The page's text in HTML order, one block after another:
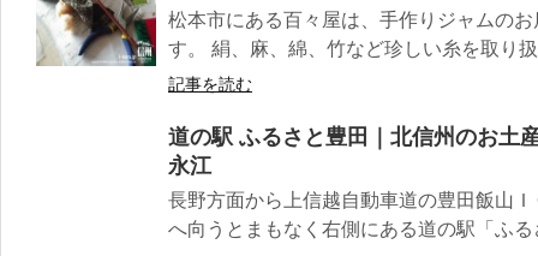
松本市にある百々屋は、手作りジャムの
す。 絹、麻、綿、竹など珍しい糸を取り
記事を読む
道の駅 ふるさと豊田｜北信州のお土
永江
長野方面から上信越自動車道の豊田飯山
へ向うとまもなく右側にある道の駅「ふ